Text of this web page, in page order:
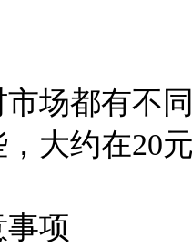
场都有不
大约在20
项